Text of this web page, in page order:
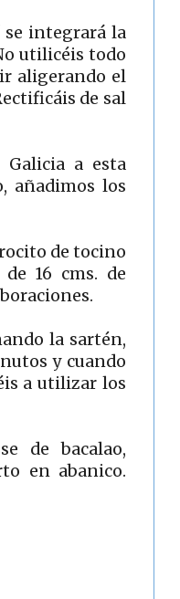
se integrará la
utilicéis todo
aligerando el
de sal
Galicia a esta
añadimos los
de tocino
16 cms. de
la sartén,
y cuando
a utilizar los
de bacalao,
en abanico.